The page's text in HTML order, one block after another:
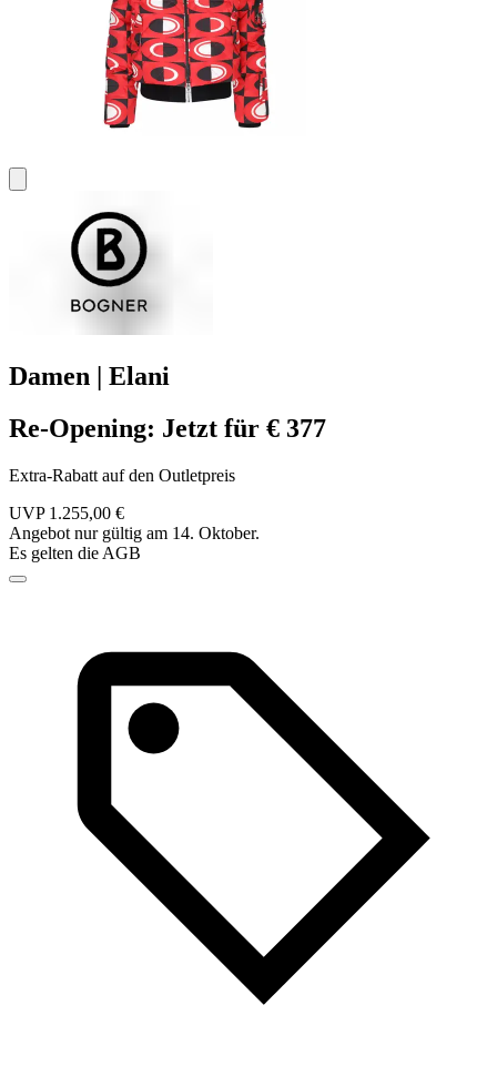
Damen | Elani
Re-Opening: Jetzt für € 377
Extra-Rabatt auf den Outletpreis
UVP 1.255,00 €
Angebot nur gültig am 14. Oktober.
Es gelten die AGB